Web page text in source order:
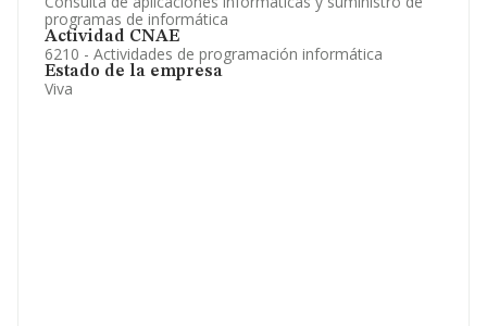
programas de informática
Actividad CNAE
6210 - Actividades de programación informática
Estado de la empresa
Viva